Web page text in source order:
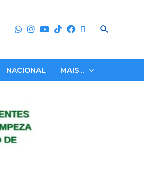
Search
NACIONAL MAIS…